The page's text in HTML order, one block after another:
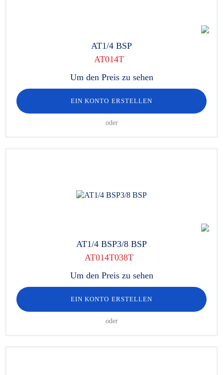
AT1/4 BSP
AT014T
Um den Preis zu sehen
EIN KONTO ERSTELLEN
oder
AT1/4 BSP3/8 BSP
AT014T038T
Um den Preis zu sehen
EIN KONTO ERSTELLEN
oder